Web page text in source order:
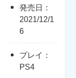
発売日：
2021/12/1
6
プレイ：
PS4